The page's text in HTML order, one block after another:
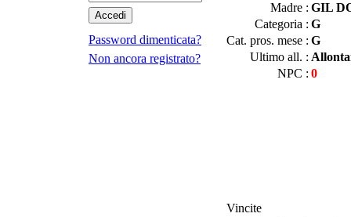
Password dimenticata?
Non ancora registrato?
Madre : GIL
Categoria : G
Cat. pros. mese : G
Ultimo all. :
NPC : 0
Vincite